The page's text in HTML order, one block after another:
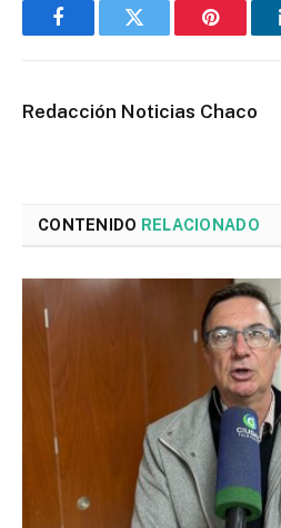
FacebookTwitter Pinterest
Redacción Noticias Chaco
CONTENIDO RELACIONADO